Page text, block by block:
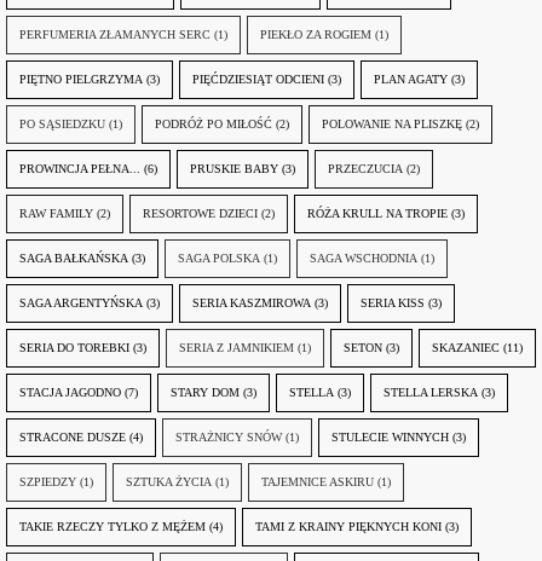
PERFUMERIA ZŁAMANYCH SERC (1) PIEKŁO ZA ROGIEM (1)
PIĘTNO PIELGRZYMA (3) PIĘĆDZIESIĄT ODCIENI (3) PLAN AGATY (3)
PO SĄSIEDZKU (1) PODRÓŻ PO MIŁOŚĆ (2) POLOWANIE NA PLISZKĘ (2)
PROWINCJA PEŁNA... (6) PRUSKIE BABY (3) PRZECZUCIA (2)
RAW FAMILY (2) RESORTOWE DZIECI (2) RÓŻA KRULL NA TROPIE (3)
SAGA BAŁKAŃSKA (3) SAGA POLSKA (1) SAGA WSCHODNIA (1)
SAGA ARGENTYŃSKA (3) SERIA KASZMIROWA (3) SERIA KISS (3)
SERIA DO TOREBKI (3) SERIA Z JAMNIKIEM (1) SETON (3) SKAZANIEC (11)
STACJA JAGODNO (7) STARY DOM (3) STELLA (3) STELLA LERSKA (3)
STRACONE DUSZE (4) STRAŻNICY SNÓW (1) STULECIE WINNYCH (3)
SZPIEDZY (1) SZTUKA ŻYCIA (1) TAJEMNICE ASKIRU (1)
TAKIE RZECZY TYLKO Z MĘŻEM (4) TAMI Z KRAINY PIĘKNYCH KONI (3)